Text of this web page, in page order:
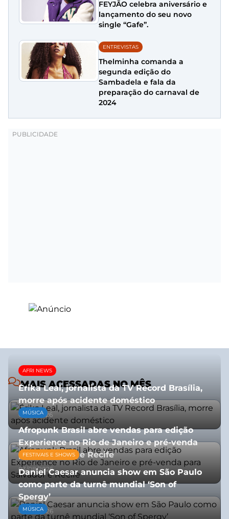
FEYJÃO celebra aniversário e
lançamento do seu novo
single “Gafe”.
ENTREVISTAS
Thelminha comanda a
segunda edição do
Sambadela e fala da
preparação do carnaval de
2024
MAIS ACESSADAS NO MÊS
AFRI NEWS
Érika Leal, jornalista da TV Record Brasília,
morre após acidente doméstico
08/07/2026
MÚSICA
Afropunk Brasil abre vendas para edição
Experience no Rio de Janeiro e pré-venda
para Salvador e Recife
03/08/2026
FESTIVAIS E SHOWS
Daniel Caesar anuncia show em São Paulo
como parte da turnê mundial ‘Son of
Spergy’
05/08/2026
MÚSICA